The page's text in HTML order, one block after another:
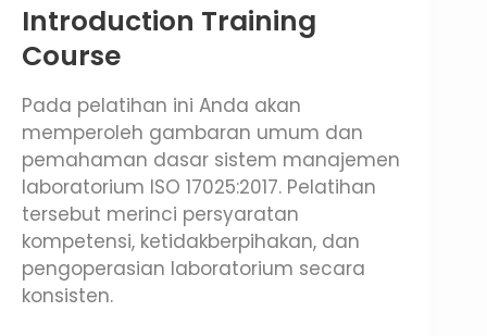
Introduction Training
Course
Pada pelatihan ini Anda akan
memperoleh gambaran umum dan
pemahaman dasar sistem manajemen
laboratorium ISO 17025:2017. Pelatihan
tersebut merinci persyaratan
kompetensi, ketidakberpihakan, dan
pengoperasian laboratorium secara
konsisten.